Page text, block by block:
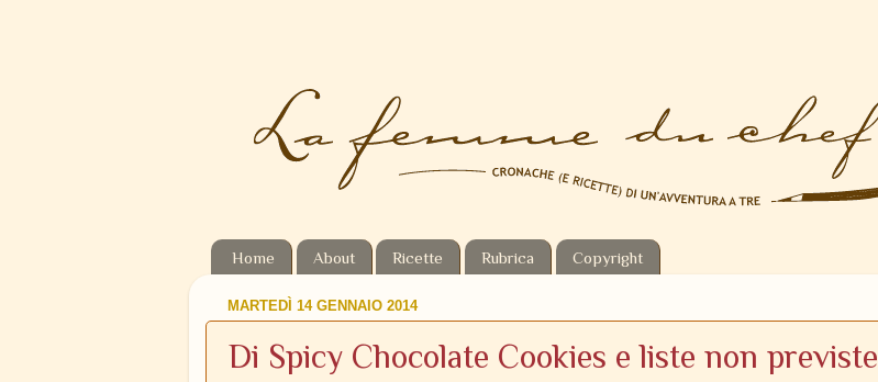
Home About Ricette Rubrica Copyright
MARTEDÌ 14 GENNAIO 2014
Di Spicy Chocolate Cookies e liste non previste